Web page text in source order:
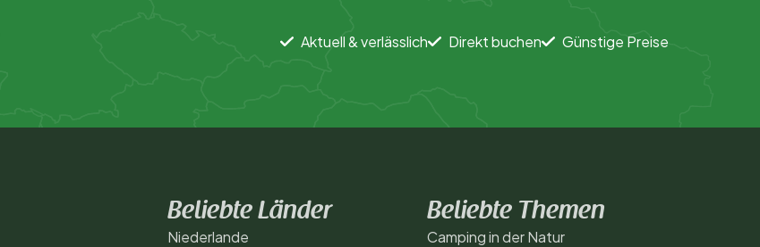
Aktuell & verlässlich Direkt buchen Günstige Preise
Beliebte Länder
Niederlande
Beliebte Themen
Camping in der Natur